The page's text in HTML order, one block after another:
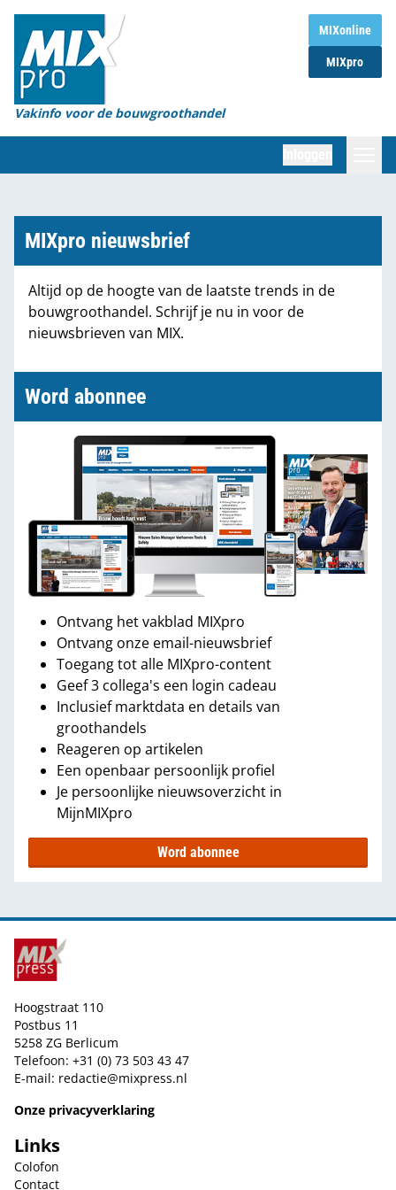
MIXonline
MIXpro
Vakinfo voor de bouwgroothandel
Home
Magazines
Organisaties
Marktcijfers
Partners
MIXpro nieuwsbrief
Altijd op de hoogte van de laatste trends in de
bouwgroothandel. Schrijf je nu in voor de
nieuwsbrieven van MIX.
Word abonnee
Ontvang het vakblad MIXpro
Ontvang onze email-nieuwsbrief
Toegang tot alle MIXpro-content
Geef 3 collega's een login cadeau
Inclusief marktdata en details van
groothandels
Reageren op artikelen
Een openbaar persoonlijk profiel
Je persoonlijke nieuwsoverzicht in
MijnMIXpro
Word abonnee
Hoogstraat 110
Postbus 11
5258 ZG Berlicum
Telefoon: +31 (0) 73 503 43 47
E-mail: redactie@mixpress.nl
Onze privacyverklaring
Links
Colofon
Contact